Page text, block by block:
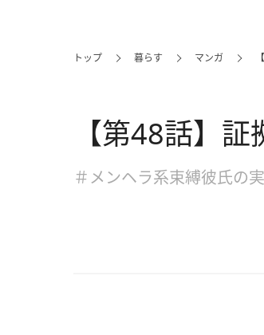
トップ 暮らす マンガ
【第48話】証
＃メンヘラ系束縛彼氏の